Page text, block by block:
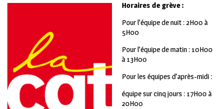
Horaires de grève :
Pour l’équipe de nuit : 2H00 à
5H00
Pour l’équipe de matin : 10H00
à 13H00
Pour les équipes d’après-midi :
équipe sur cinq jours : 17H00 à
20H00